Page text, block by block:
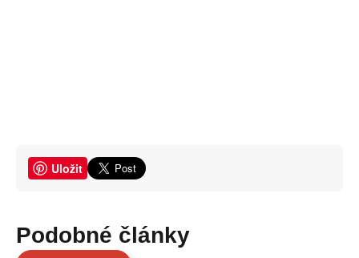
Uložit
Podobné články